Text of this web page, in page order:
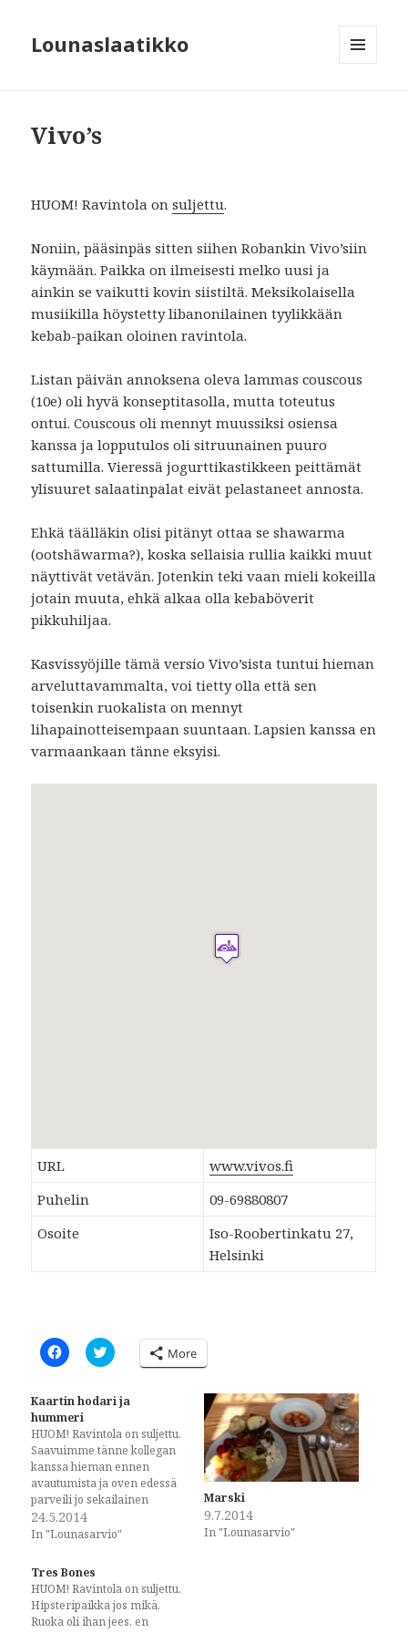
Lounaslaatikko
Vivo’s
HUOM! Ravintola onsuljettu.
Noniin, pääsinpäs sitten siihen Robankin Vivo’siin
käymään. Paikka on ilmeisesti melko uusi ja
ainkin se vaikutti kovin siistiltä. Meksikolaisella
musiikilla höystetty libanonilainen tyylikkään
kebab-paikan oloinen ravintola.
Listan päivän annoksena oleva lammas couscous
(10e) oli hyvä konseptitasolla, mutta toteutus
ontui. Couscous oli mennyt muussiksi osiensa
kanssa ja lopputulos oli sitruunainen puuro
sattumilla. Vieressä jogurttikastikkeen peittämät
ylisuuret salaatinpalat eivät pelastaneet annosta.
Ehkä täälläkin olisi pitänyt ottaa se shawarma
(ootshäwarma?), koska sellaisia rullia kaikki muut
näyttivät vetävän. Jotenkin teki vaan mieli kokeilla
jotain muuta, ehkä alkaa olla kebaböverit
pikkuhiljaa.
Kasvissyöjille tämä versio Vivo’sista tuntui hieman
arveluttavammalta, voi tietty olla että sen
toisenkin ruokalista on mennyt
lihapainotteisempaan suuntaan. Lapsien kanssa en
varmaankaan tänne eksyisi.
URL
www.vivos.fi
Puhelin
09-69880807
Osoite
Iso-Roobertinkatu 27,
Helsinki
C
l
k
t
o
s
h
a
r
e
o
n
F
c
o
o
(
O
C
l
k
t
s
h
a
r
e
o
n
w
i
r
O
p
More
Kaartin hodari ja
hummeri
HUOM! Ravintola on suljettu.
Saavuimme tänne kollegan
kanssa hieman ennen
avautumista ja oven edessä
parveili jo sekailainen
seurakunta asiakkaita.
Hetken päästä pääsimme
pieni narikka, täyteen
ahdettuine
asiakaspaikkoineen. Fiilis oli
kuitenkin hyvä, kaikki olivat
24.5.2014
In "Lounasarvio"
Marski
9.7.2014
In "Lounasarvio"
Tres Bones
HUOM! Ravintola on suljettu.
Hipsteripaikka jos mikä.
Ruoka oli ihan jees, en